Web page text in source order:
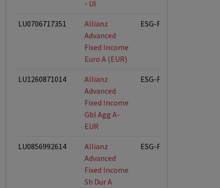
- UI
LU0706717351
Allianz
Advanced
Fixed Income
Euro A (EUR)
ESG-Fonds
LU1260871014
Allianz
Advanced
Fixed Income
Gbl Agg A-
EUR
ESG-Fonds
LU0856992614
Allianz
Advanced
Fixed Income
Sh Dur A
ESG-Fonds